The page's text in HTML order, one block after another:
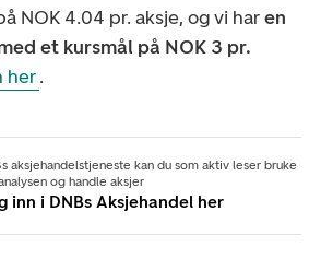
NOK 4.04 pr. aksje, og vi haren
et kursmål på NOK 3 pr.
her.
aksjehandelstjeneste kan du som aktiv leser bruke
og handle aksjer
inn i DNBs Aksjehandel her